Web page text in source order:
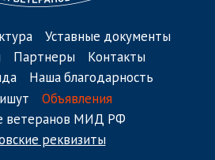
Уставные документы
Партнеры
Контакты
Наша благодарность
Объявления
ветеранов МИД РФ
реквизиты